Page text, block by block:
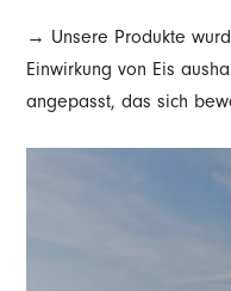
→ Unsere Produkte
Einwirkung von Eis
angepasst, das sich